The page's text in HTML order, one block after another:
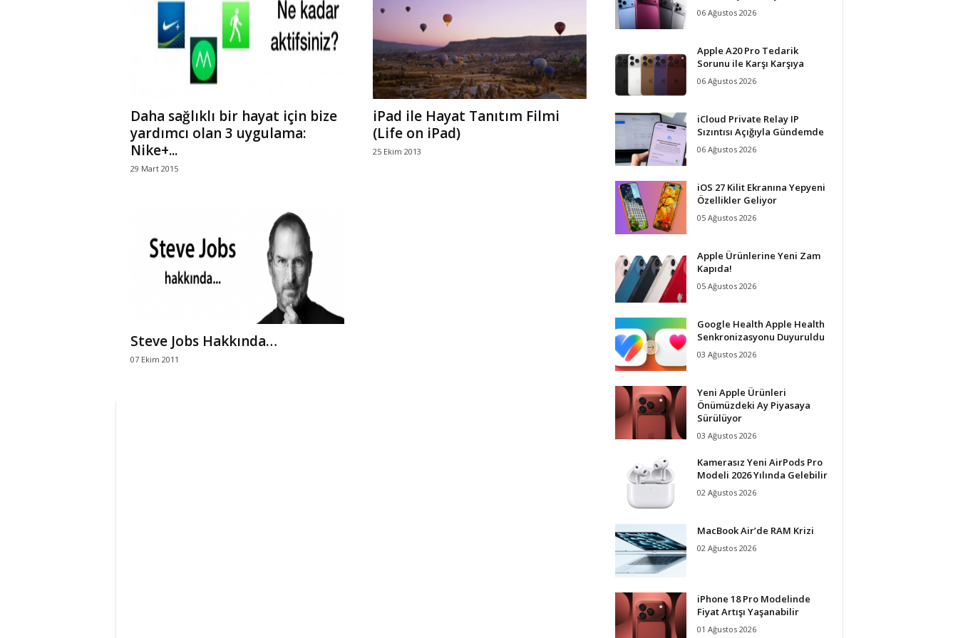
r
Daha sağlıklı bir hayat için bize
yardımcı olan 3 uygulama:
Nike+...
29 Mart 2015
iPad ile Hayat Tanıtım Filmi
(Life on iPad)
25 Ekim 2013
Steve Jobs Hakkında…
07 Ekim 2011
06 Ağustos 2026
Apple A20 Pro Tedarik
Sorunu ile Karşı Karşıya
06 Ağustos 2026
iCloud Private Relay IP
Sızıntısı Açığıyla Gündemde
06 Ağustos 2026
iOS 27 Kilit Ekranına Yepyeni
Özellikler Geliyor
05 Ağustos 2026
Apple Ürünlerine Yeni Zam
Kapıda!
05 Ağustos 2026
Google Health Apple Health
Senkronizasyonu Duyuruldu
03 Ağustos 2026
Yeni Apple Ürünleri
Önümüzdeki Ay Piyasaya
Sürülüyor
03 Ağustos 2026
Kamerasız Yeni AirPods Pro
Modeli 2026 Yılında Gelebilir
02 Ağustos 2026
MacBook Air’de RAM Krizi
02 Ağustos 2026
iPhone 18 Pro Modelinde
Fiyat Artışı Yaşanabilir
01 Ağustos 2026